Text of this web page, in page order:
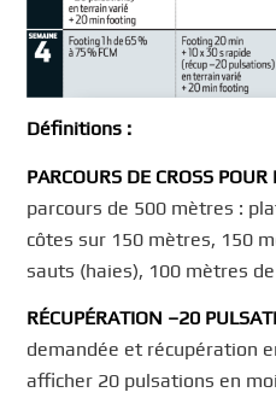
Définitions :
PARCOURS DE CROSS
parcours de 500 mètres :
côtes sur 150 mètres, 150
sauts (haies), 100 mètres
RÉCUPÉRATION –20
demandée et récupération
afficher 20 pulsations en